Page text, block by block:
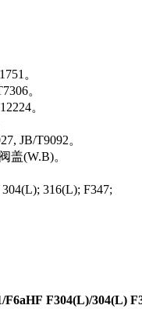
。
。
。
JB/T9092。
盖(W.B)。
316(L); F347;
F6aHF F304(L)/304(L)